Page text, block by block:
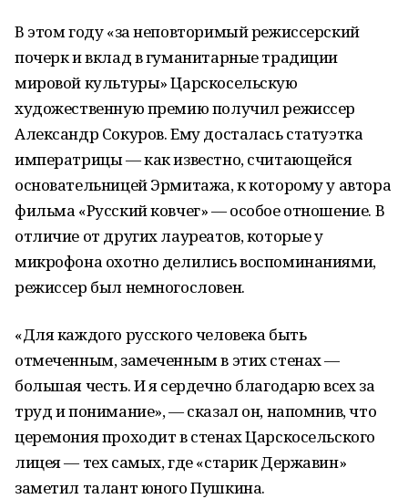
В этом году «за неповторимый режиссерский
почерк и вклад в гуманитарные традиции
мировой культуры» Царскосельскую
художественную премию получил режиссер
Александр Сокуров. Ему досталась статуэтка
императрицы — как известно, считающейся
основательницей Эрмитажа, к которому у автора
фильма «Русский ковчег» — особое отношение. В
отличие от других лауреатов, которые у
микрофона охотно делились воспоминаниями,
режиссер был немногословен.
«Для каждого русского человека быть
отмеченным, замеченным в этих стенах —
большая честь. И я сердечно благодарю всех за
труд и понимание», — сказал он, напомнив, что
церемония проходит в стенах Царскосельского
лицея — тех самых, где «старик Державин»
заметил талант юного Пушкина.